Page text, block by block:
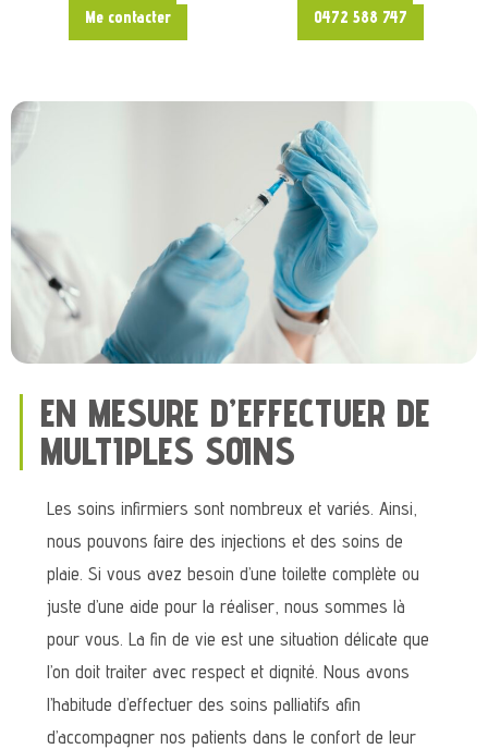
Me contacter 0472 588 747
EN MESURE D’EFFECTUER DE
MULTIPLES SOINS
Les soins infirmiers sont nombreux et variés. Ainsi,
nous pouvons faire des injections et des soins de
plaie. Si vous avez besoin d’une toilette complète ou
juste d’une aide pour la réaliser, nous sommes là
pour vous. La fin de vie est une situation délicate que
l’on doit traiter avec respect et dignité. Nous avons
l’habitude d’effectuer des soins palliatifs afin
d’accompagner nos patients dans le confort de leur